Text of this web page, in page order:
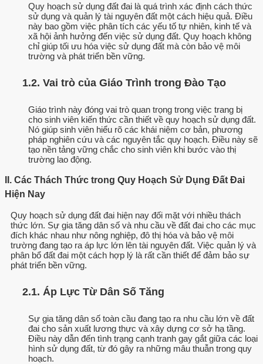
Quy hoạch sử dụng đất đai là quá trình xác định cách thức
sử dụng và quản lý tài nguyên đất một cách hiệu quả. Điều
này bao gồm việc phân tích các yếu tố tự nhiên, kinh tế và
xã hội ảnh hưởng đến việc sử dụng đất. Quy hoạch không
chỉ giúp tối ưu hóa việc sử dụng đất mà còn bảo vệ môi
trường và phát triển bền vững.
1.2. Vai trò của Giáo Trình trong Đào Tạo
Giáo trình này đóng vai trò quan trọng trong việc trang bị
cho sinh viên kiến thức cần thiết về quy hoạch sử dụng đất.
Nó giúp sinh viên hiểu rõ các khái niệm cơ bản, phương
pháp nghiên cứu và các nguyên tắc quy hoạch. Điều này sẽ
tạo nền tảng vững chắc cho sinh viên khi bước vào thị
trường lao động.
II. Các Thách Thức trong Quy Hoạch Sử Dụng Đất Đai
Hiện Nay
Quy hoạch sử dụng đất đai hiện nay đối mặt với nhiều thách
thức lớn. Sự gia tăng dân số và nhu cầu về đất đai cho các mục
đích khác nhau như nông nghiệp, đô thị hóa và bảo vệ môi
trường đang tạo ra áp lực lớn lên tài nguyên đất. Việc quản lý và
phân bổ đất đai một cách hợp lý là rất cần thiết để đảm bảo sự
phát triển bền vững.
2.1. Áp Lực Từ Dân Số Tăng
Sự gia tăng dân số toàn cầu đang tạo ra nhu cầu lớn về đất
đai cho sản xuất lương thực và xây dựng cơ sở hạ tầng.
Điều này dẫn đến tình trạng cạnh tranh gay gắt giữa các loại
hình sử dụng đất, từ đó gây ra những mâu thuẫn trong quy
hoạch.